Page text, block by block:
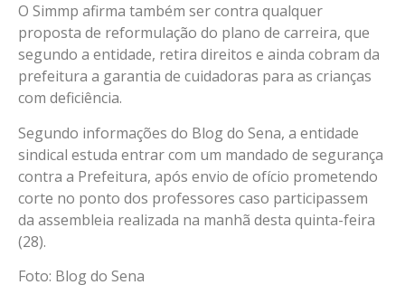
O Simmp afirma também ser contra qualquer
proposta de reformulação do plano de carreira, que
segundo a entidade, retira direitos e ainda cobram da
prefeitura a garantia de cuidadoras para as crianças
com deficiência.
Segundo informações do Blog do Sena, a entidade
sindical estuda entrar com um mandado de segurança
contra a Prefeitura, após envio de ofício prometendo
corte no ponto dos professores caso participassem
da assembleia realizada na manhã desta quinta-feira
(28).
Foto: Blog do Sena